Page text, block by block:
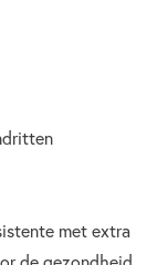
met extra